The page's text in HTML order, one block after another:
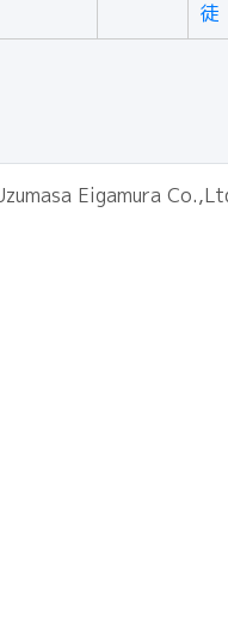
徒
Eigamura